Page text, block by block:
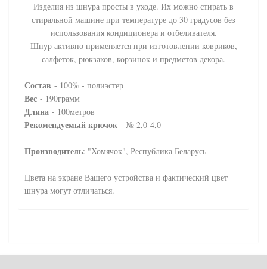
Изделия из шнура просты в уходе. Их можно стирать в
стиральной машине при температуре до 30 градусов без
использования кондиционера и отбеливателя.
Шнур активно применяется при изготовлении ковриков,
салфеток, рюкзаков, корзинок и предметов декора.
Состав - 100% - полиэстер
Вес - 190грамм
Длина - 100метров
Рекомендуемый крючок - № 2,0-4,0
Производитель: "Хомячок", Республика Беларусь
Цвета на экране Вашего устройства и фактический цвет
шнура могут отличаться.